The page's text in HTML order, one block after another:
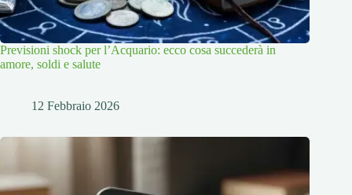
Previsioni shock per l’Acquario: ecco cosa succederà in
amore, soldi e salute
12 Febbraio 2026